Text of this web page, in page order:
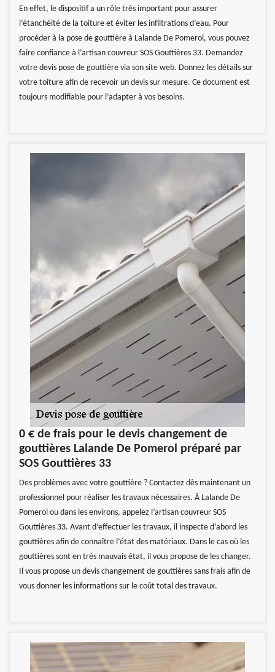
En effet, le dispositif a un rôle très important pour assurer
l’étanchéité de la toiture et éviter les infiltrations d’eau. Pour
procéder à la pose de gouttière à Lalande De Pomerol, vous pouvez
faire confiance à l’artisan couvreur SOS Gouttières 33. Demandez
votre devis pose de gouttière via son site web. Donnez les détails sur
votre toiture afin de recevoir un devis sur mesure. Ce document est
toujours modifiable pour l’adapter à vos besoins.
0 € de frais pour le devis changement de
gouttières Lalande De Pomerol préparé par
SOS Gouttières 33
Des problèmes avec votre gouttière ? Contactez dès maintenant un
professionnel pour réaliser les travaux nécessaires. À Lalande De
Pomerol ou dans les environs, appelez l’artisan couvreur SOS
Gouttières 33. Avant d’effectuer les travaux, il inspecte d’abord les
gouttières afin de connaître l’état des matériaux. Dans le cas où les
gouttières sont en très mauvais état, il vous propose de les changer.
Il vous propose un devis changement de gouttières sans frais afin de
vous donner les informations sur le coût total des travaux.